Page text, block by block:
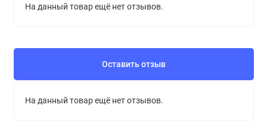
На данный товар ещё нет отзывов.
Оставить отзыв
На данный товар ещё нет отзывов.